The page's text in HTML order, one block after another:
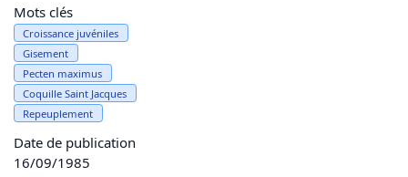
Mots clés
Croissance juvéniles
Gisement
Pecten maximus
Coquille Saint Jacques
Repeuplement
Date de publication
16/09/1985